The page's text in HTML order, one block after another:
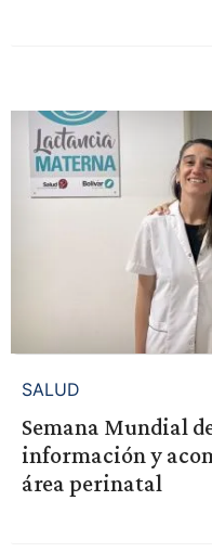
SALUD
Semana Mundial
información y
área perinatal